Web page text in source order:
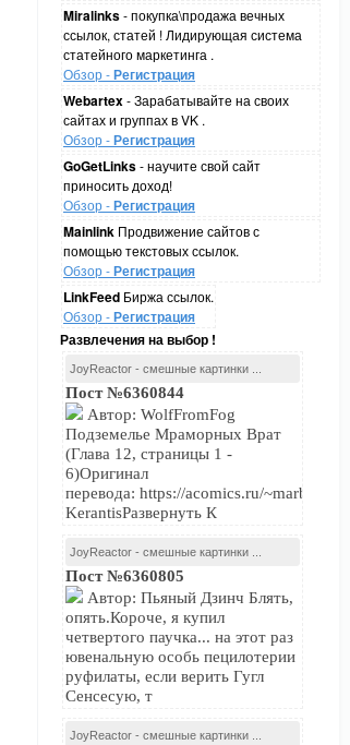
Miralinks- покупка\продажа вечных
ссылок, статей ! Лидирующая система
статейного маркетинга .
Обзор -Регистрация
Webartex- Зарабатывайте на своих
сайтах и группах в VK .
Обзор -Регистрация
GoGetLinks- научите свой сайт
приносить доход!
Обзор -Регистрация
Mainlink Продвижение сайтов с
помощью текстовых ссылок.
Обзор -Регистрация
LinkFeed Биржа ссылок.
Обзор -Регистрация
Развлечения на выбор !
JoyReactor - смешные картинки ...
Пост №6360844
Автор: WolfFromFog
Подземелье Мраморных Врат
(Глава 12, страницы 1 -
6)Оригинал
перевода: https://acomics.ru/
KerantisРазвернуть К
JoyReactor - смешные картинки ...
Пост №6360805
Автор: Пьяный Дзинч Блять,
опять.Короче, я купил
четвертого паучка... на этот раз
ювенальную особь пецилотерии
руфилаты, если верить Гугл
Сенсесую, т
JoyReactor - смешные картинки ...